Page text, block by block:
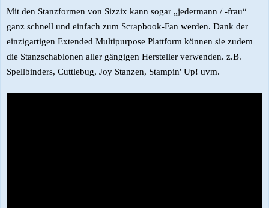
Mit den Stanzformen von Sizzix kann sogar „jedermann / -frau“
ganz schnell und einfach zum Scrapbook-Fan werden. Dank der
einzigartigen Extended Multipurpose Plattform können sie zudem
die Stanzschablonen aller gängigen Hersteller verwenden. z.B.
Spellbinders, Cuttlebug, Joy Stanzen, Stampin' Up! uvm.